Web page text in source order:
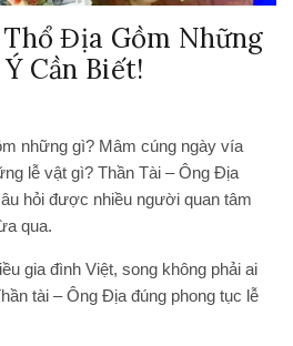
Địa Gồm Những
Cần Biết!
những gì? Mâm cúng ngày vía
lễ vật gì? Thần Tài – Ông Địa
hỏi được nhiều người quan tâm
qua.
gia đình Việt, song không phải ai
tài – Ông Địa đúng phong tục lễ